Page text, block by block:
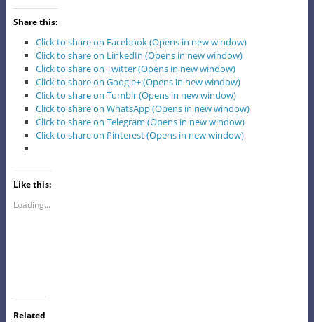
Share this:
Click to share on Facebook (Opens in new window)
Click to share on LinkedIn (Opens in new window)
Click to share on Twitter (Opens in new window)
Click to share on Google+ (Opens in new window)
Click to share on Tumblr (Opens in new window)
Click to share on WhatsApp (Opens in new window)
Click to share on Telegram (Opens in new window)
Click to share on Pinterest (Opens in new window)
Like this:
Loading...
Related